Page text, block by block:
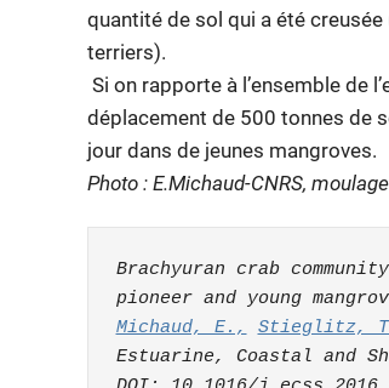
quantité de sol qui a été
terriers).
Si on rapporte à l’ensemble de
déplacement de 500 tonnes de
jour dans de jeunes mangroves.
Photo : E.Michaud-CNRS,
Brachyuran crab
pioneer and young
Michaud, E.,
Stieglitz,
Estuarine, Coastal and